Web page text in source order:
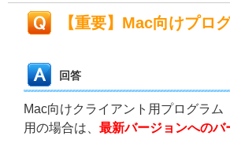
【重要】Mac向けプロ
回答
Mac向けクライアント用プログラ
用の場合は、 最新バージョンへの